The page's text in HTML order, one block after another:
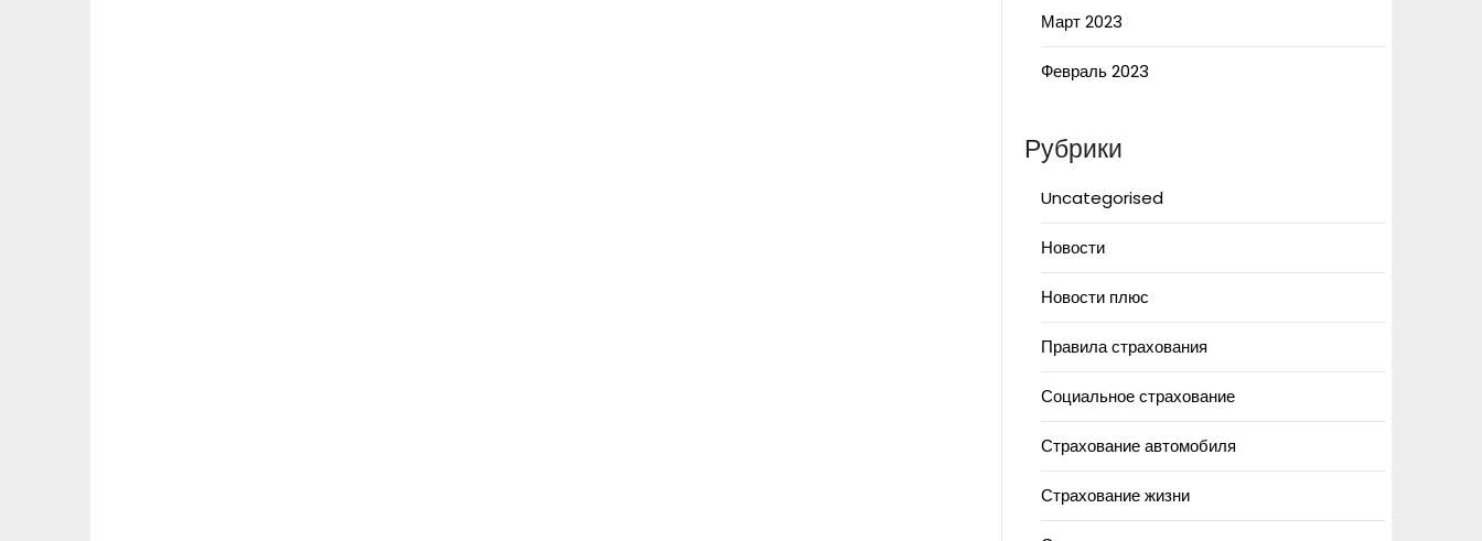
Март 2023
Февраль 2023
Рубрики
Uncategorised
Новости
Новости плюс
Правила страхования
Социальное страхование
Страхование автомобиля
Страхование жизни